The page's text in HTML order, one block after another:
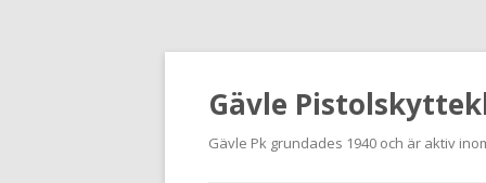
Gävle
Gävle Pk grundades 1940 och är aktiv